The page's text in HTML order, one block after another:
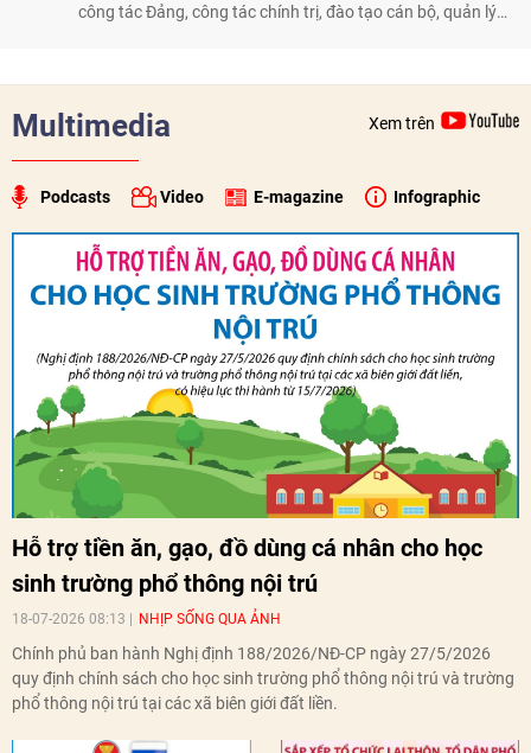
công tác Đảng, công tác chính trị, đào tạo cán bộ, quản lý
Multimedia Xem trên
Podcasts Video E-magazine Infographic
Hỗ trợ tiền ăn, gạo, đồ dùng cá nhân cho học
sinh trường phổ thông nội trú
18-07-2026 08:13 NHỊP SỐNG QUA ẢNH
Chính phủ ban hành Nghị định 188/2026/NĐ-CP ngày 27/5/2026
quy định chính sách cho học sinh trường phổ thông nội trú và trường
phổ thông nội trú tại các xã biên giới đất liền.